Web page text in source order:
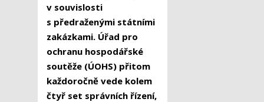
v souvislosti
s předraženými státními
zakázkami. Úřad pro
ochranu hospodářské
soutěže (ÚOHS) přitom
každoročně vede kolem
čtyř set správních řízení,